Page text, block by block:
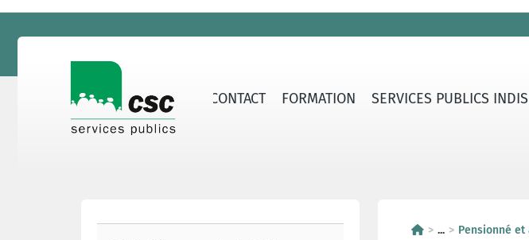
PUBLICS SECTEURS CONTACT FORMATION SERVICES PUBLICS
... Pensionné